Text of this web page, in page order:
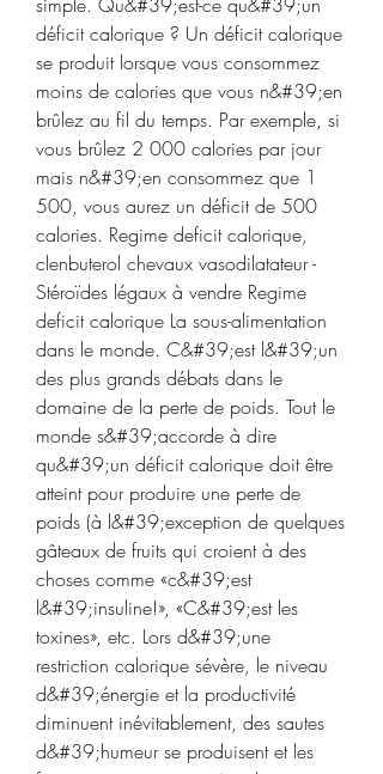
déficit calorique ? Un déficit calorique
se produit lorsque vous consommez
moins de calories que vous n&#39;en
brûlez au fil du temps. Par exemple, si
vous brûlez 2 000 calories par jour
mais n&#39;en consommez que 1
500, vous aurez un déficit de 500
calories. Regime deficit calorique,
clenbuterol chevaux vasodilatateur -
Stéroïdes légaux à vendre Regime
deficit calorique La sous-alimentation
dans le monde. C&#39;est l&#39;un
des plus grands débats dans le
domaine de la perte de poids. Tout le
monde s&#39;accorde à dire
qu&#39;un déficit calorique doit être
atteint pour produire une perte de
poids (à l&#39;exception de quelques
gâteaux de fruits qui croient à des
choses comme «c&#39;est
l&#39;insuline!», «C&#39;est les
toxines», etc. Lors d&#39;une
restriction calorique sévère, le niveau
d&#39;énergie et la productivité
diminuent inévitablement, des sautes
d&#39;humeur se produisent et les